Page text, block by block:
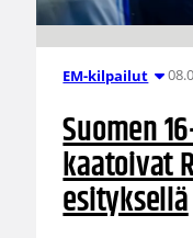
EM-kilpailut
Suomen
kaatoivat
esityksellä